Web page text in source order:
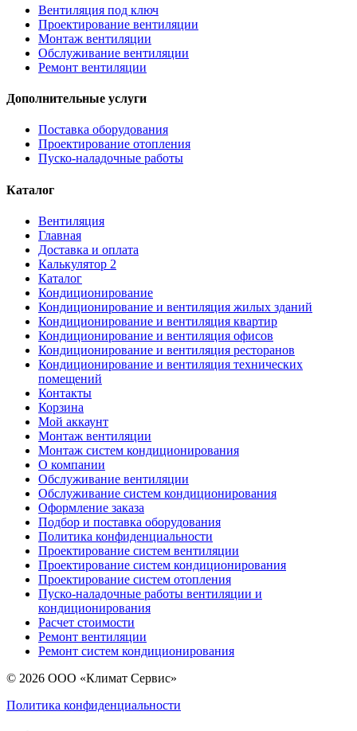
Вентиляция под ключ
Проектирование вентиляции
Монтаж вентиляции
Обслуживание вентиляции
Ремонт вентиляции
Дополнительные услуги
Поставка оборудования
Проектирование отопления
Пуско-наладочные работы
Каталог
Вентиляция
Главная
Доставка и оплата
Калькулятор 2
Каталог
Кондиционирование
Кондиционирование и вентиляция жилых зданий
Кондиционирование и вентиляция квартир
Кондиционирование и вентиляция офисов
Кондиционирование и вентиляция ресторанов
Кондиционирование и вентиляция технических
помещений
Контакты
Корзина
Мой аккаунт
Монтаж вентиляции
Монтаж систем кондиционирования
О компании
Обслуживание вентиляции
Обслуживание систем кондиционирования
Оформление заказа
Подбор и поставка оборудования
Политика конфиденциальности
Проектирование систем вентиляции
Проектирование систем кондиционирования
Проектирование систем отопления
Пуско-наладочные работы вентиляции и
кондиционирования
Расчет стоимости
Ремонт вентиляции
Ремонт систем кондиционирования
© 2026 ООО «Климат Сервис»
Политика конфиденциальности